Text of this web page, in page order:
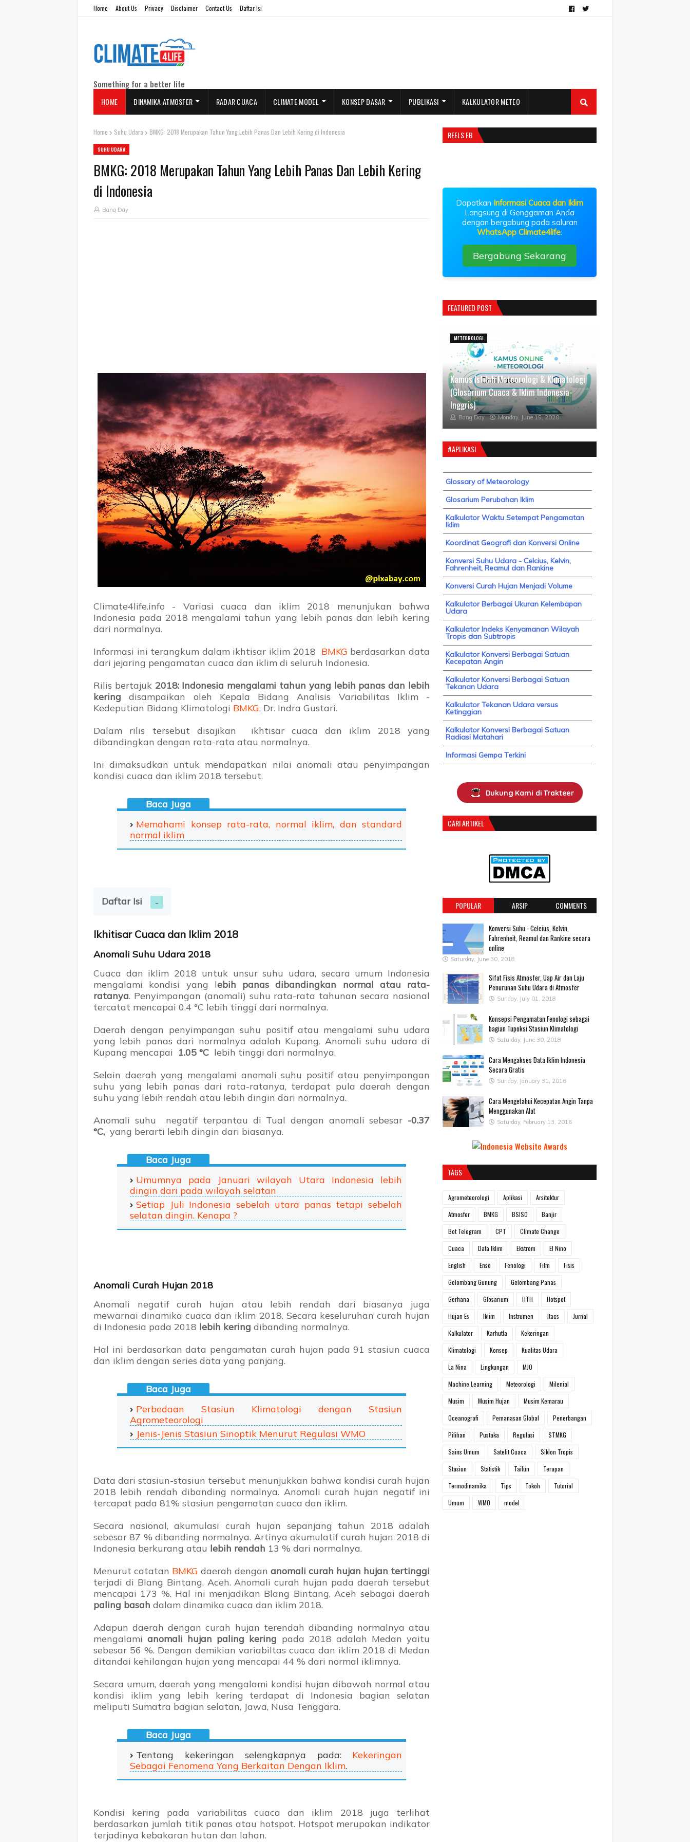
Home About Us Privacy Disclaimer Contact Us Daftar Isi
Something for a better life
HOME DINAMIKA ATMOSFER RADAR CUACA CLIMATE MODEL KONSEP DASAR PUBLIKASI KALKULATOR METEO
Home Suhu Udara BMKG: 2018 Merupakan Tahun Yang Lebih Panas Dan Lebih Kering di Indonesia
SUHU UDARA
BMKG: 2018 Merupakan Tahun Yang Lebih Panas Dan Lebih Kering
di Indonesia
Bang Day
Climate4life.info - Variasi cuaca dan iklim 2018 menunjukan bahwa
Indonesia pada 2018 mengalami tahun yang lebih panas dan lebih kering
dari normalnya.
Informasi ini terangkum dalam ikhtisar iklim 2018 BMKG berdasarkan data
dari jejaring pengamatan cuaca dan iklim di seluruh Indonesia.
Rilis bertajuk 2018: Indonesia mengalami tahun yang lebih panas dan lebih
kering disampaikan oleh Kepala Bidang Analisis Variabilitas Iklim -
Kedeputian Bidang Klimatologi BMKG, Dr. Indra Gustari.
Dalam rilis tersebut disajikan ikhtisar cuaca dan iklim 2018 yang
dibandingkan dengan rata-rata atau normalnya.
Ini dimaksudkan untuk mendapatkan nilai anomali atau penyimpangan
kondisi cuaca dan iklim 2018 tersebut.
Memahami konsep rata-rata, normal iklim, dan standard
normal iklim
Daftar Isi
Ikhitisar Cuaca dan Iklim 2018
Anomali Suhu Udara 2018
Cuaca dan iklim 2018 untuk unsur suhu udara, secara umum Indonesia
mengalami kondisi yang lebih panas dibandingkan normal atau rata-
ratanya. Penyimpangan (anomali) suhu rata-rata tahunan secara nasional
tercatat mencapai 0.4 °C lebih tinggi dari normalnya.
Daerah dengan penyimpangan suhu positif atau mengalami suhu udara
yang lebih panas dari normalnya adalah Kupang. Anomali suhu udara di
Kupang mencapai 1.05 °C lebih tinggi dari normalnya.
Selain daerah yang mengalami anomali suhu positif atau penyimpangan
suhu yang lebih panas dari rata-ratanya, terdapat pula daerah dengan
suhu yang lebih rendah atau lebih dingin dari normalnya.
Anomali suhu negatif terpantau di Tual dengan anomali sebesar -0.37
°C, yang berarti lebih dingin dari biasanya.
Umumnya pada Januari wilayah Utara Indonesia lebih
dingin dari pada wilayah selatan
Setiap Juli Indonesia sebelah utara panas tetapi sebelah
selatan dingin. Kenapa ?
Anomali Curah Hujan 2018
Anomali negatif curah hujan atau lebih rendah dari biasanya juga
mewarnai dinamika cuaca dan iklim 2018. Secara keseluruhan curah hujan
di Indonesia pada 2018 lebih kering dibanding normalnya.
Hal ini berdasarkan data pengamatan curah hujan pada 91 stasiun cuaca
dan iklim dengan series data yang panjang.
Perbedaan Stasiun Klimatologi dengan Stasiun
Agrometeorologi
Jenis-Jenis Stasiun Sinoptik Menurut Regulasi WMO
Data dari stasiun-stasiun tersebut menunjukkan bahwa kondisi curah hujan
2018 lebih rendah dibanding normalnya. Anomali curah hujan negatif ini
tercapat pada 81% stasiun pengamatan cuaca dan iklim.
Secara nasional, akumulasi curah hujan sepanjang tahun 2018 adalah
sebesar 87 % dibanding normalnya. Artinya akumulatif curah hujan 2018 di
Indonesia berkurang atau lebih rendah 13 % dari normalnya.
Menurut catatan BMKG daerah dengan anomali curah hujan hujan tertinggi
terjadi di Blang Bintang, Aceh. Anomali curah hujan pada daerah tersebut
mencapai 173 %. Hal ini menjadikan Blang Bintang, Aceh sebagai daerah
paling basah dalam dinamika cuaca dan iklim 2018.
Adapun daerah dengan curah hujan terendah dibanding normalnya atau
mengalamianomali hujan paling kering pada 2018 adalah Medan yaitu
sebesar 56 %. Dengan demikian variabiltas cuaca dan iklim 2018 di Medan
ditandai kehilangan hujan yang mencapai 44 % dari normal iklimnya.
Secara umum, daerah yang mengalami kondisi hujan dibawah normal atau
kondisi iklim yang lebih kering terdapat di Indonesia bagian selatan
meliputi Sumatra bagian selatan, Jawa, Nusa Tenggara.
Tentang kekeringan selengkapnya pada: Kekeringan
Sebagai Fenomena Yang Berkaitan Dengan Iklim.
Kondisi kering pada variabilitas cuaca dan iklim 2018 juga terlihat
berdasarkan jumlah titik panas atau hotspot. Hotspot merupakan indikator
terjadinya kebakaran hutan dan lahan.
REELS FB
Dapatkan Informasi Cuaca dan Iklim
Langsung di Genggaman Anda
dengan bergabung pada saluran
WhatsApp Climate4life:
Bergabung Sekarang
FEATURED POST
METEOROLOGI
Kamus Istilah Meteorologi & Klimatologi
(Glosarium Cuaca & Iklim Indonesia-
Inggris)
Bang Day Monday, June 15, 2020
#APLIKASI
Glossary of Meteorology
Glosarium Perubahan Iklim
Kalkulator Waktu Setempat Pengamatan
Iklim
Koordinat Geografi dan Konversi Online
Konversi Suhu Udara - Celcius, Kelvin,
Fahrenheit, Reamul dan Rankine
Konversi Curah Hujan Menjadi Volume
Kalkulator Berbagai Ukuran Kelembapan
Udara
Kalkulator Indeks Kenyamanan Wilayah
Tropis dan Subtropis
Kalkulator Konversi Berbagai Satuan
Kecepatan Angin
Kalkulator Konversi Berbagai Satuan
Tekanan Udara
Kalkulator Tekanan Udara versus
Ketinggian
Kalkulator Konversi Berbagai Satuan
Radiasi Matahari
Informasi Gempa Terkini
Dukung Kami di Trakteer
CARI ARTIKEL
POPULAR ARSIP COMMENTS
Konversi Suhu - Celcius, Kelvin,
Fahrenheit, Reamul dan Rankine secara
online
Saturday, June 30, 2018
Sifat Fisis Atmosfer, Uap Air dan Laju
Penurunan Suhu Udara di Atmosfer
Sunday, July 01, 2018
Konsepsi Pengamatan Fenologi sebagai
bagian Tupoksi Stasiun Klimatologi
Saturday, June 30, 2018
Cara Mengakses Data Iklim Indonesia
Secara Gratis
Sunday, January 31, 2016
Cara Mengetahui Kecepatan Angin Tanpa
Menggunakan Alat
Saturday, February 13, 2016
TAGS
Agrometeorologi Aplikasi
Arsitektur
Atmosfer
BMKG BSISO
Banjir
Bot Telegram
CPT
Climate Change
Cuaca
Data Iklim Ekstrem
El Nino
English
Enso Fenologi Film
Fisis
Gelombang Gunung
Gelombang Panas
Gerhana
Glosarium HTH
Hotspot
Hujan Es
Iklim Instrumen Itacs
Jurnal
Kalkulator
Karhutla
Kekeringan
Klimatologi
Konsep
Kualitas Udara
La Nina
Lingkungan
MJO
Machine Learning
Meteorologi
Milenial
Musim
Musim Hujan
Musim Kemarau
Oceanografi
Pemanasan Global
Penerbangan
Pilihan
Pustaka Regulasi
STMKG
Sains Umum
Satelit Cuaca
Siklon Tropis
Stasiun
Statistik Taifun
Terapan
Termodinamika
Tips Tokoh
Tutorial
Umum
WMO model